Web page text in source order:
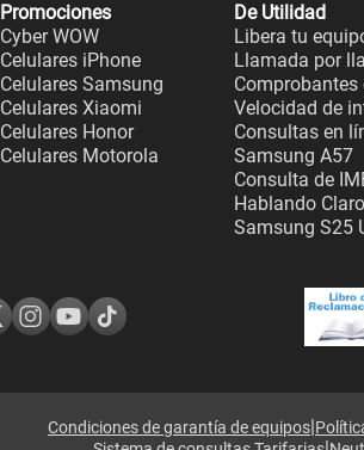
Promociones
Cyber WOW
Celulares iPhone
Celulares Samsung
Celulares Xiaomi
Celulares Honor
Celulares Motorola
De Utilidad
Libera tu
Llamada por
Velocidad de
Consultas en
Samsung A57
Consulta de
Hablando Claro
Samsung S25
Condiciones de garantía de equipos|